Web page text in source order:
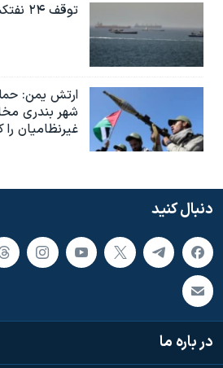
توقف ۲۴ نفتکش تحریم‌شده در هرمز
ارتش یمن:
غیرنظامیان
دنبال کنید
در باره ما